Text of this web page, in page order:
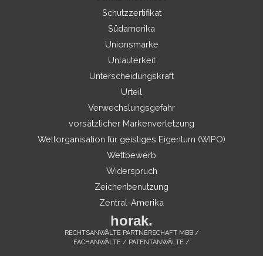
Schutzzertifikat
Südamerika
Unionsmarke
Unlauterkeit
Unterscheidungskraft
Urteil
Verwechslungsgefahr
vorsätzlicher Markenverletzung
Weltorganisation für geistiges Eigentum (WIPO)
Wettbewerb
Widerspruch
Zeichenbenutzung
Zentral-Amerika
horak.
RECHTSANWÄLTE PARTNERSCHAFT MBB /
FACHANWÄLTE / PATENTANWÄLTE /